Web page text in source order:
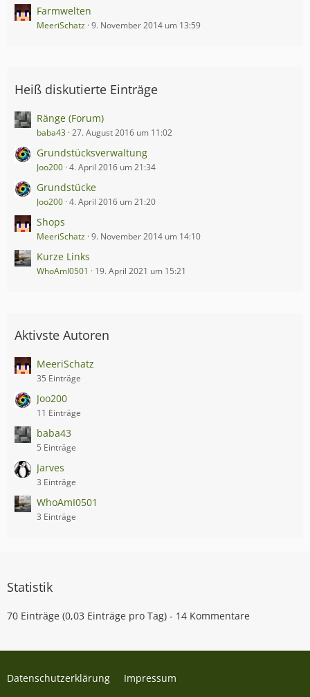
Farmwelten
MeeriSchatz 9. November 2014 um 13:59
Heiß diskutierte Einträge
Ränge (Forum)
baba43 27. August 2016 um 11:02
Grundstücksverwaltung
Joo200 4. April 2016 um 21:34
Grundstücke
Joo200 4. April 2016 um 21:20
Shops
MeeriSchatz 9. November 2014 um 14:10
Kurze Links
WhoAmI0501 19. April 2021 um 15:21
Aktivste Autoren
MeeriSchatz
35 Einträge
Joo200
11 Einträge
baba43
5 Einträge
Jarves
3 Einträge
WhoAmI0501
3 Einträge
Statistik
70 Einträge (0,03 Einträge pro Tag) - 14 Kommentare
Datenschutzerklärung Impressum